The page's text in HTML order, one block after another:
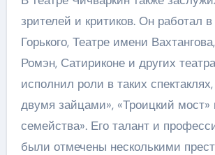
зрителей и критиков. Он работал
Горького, Театре имени
Ромэн, Сатириконе и других
исполнил роли в таких спектаклях,
двумя зайцами», «Троицкий мост»
семейства». Его талант и
были отмечены несколькими